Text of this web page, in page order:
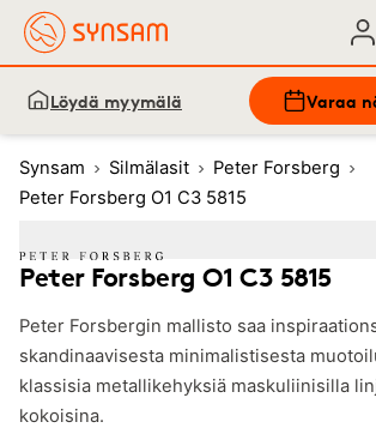
Löydä myymälä Varaa
Synsam Silmälasit
Peter Forsberg
Peter Forsberg O1 C3 5815
Peter Forsberg O1 C3 5815
Peter Forsbergin mallisto saa
skandinaavisesta minimalistisesta
klassisia metallikehyksiä maskuliinisilla
kokoisina.
Image